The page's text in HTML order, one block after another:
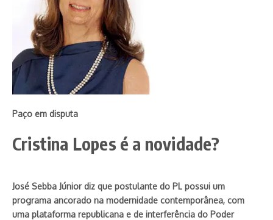
Paço em disputa
Cristina Lopes é a novidade?
José Sebba Júnior diz que postulante do PL possui um
programa ancorado na modernidade contemporânea, com
uma plataforma republicana e de interferência do Poder